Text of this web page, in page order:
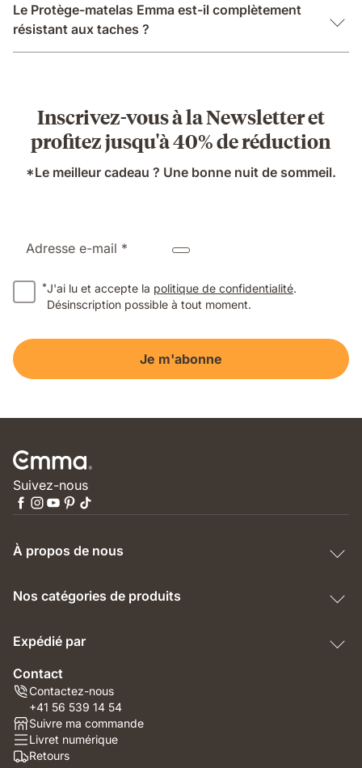
Le Protège-matelas Emma est-il complètement
résistant aux taches ?
Inscrivez-vous à la Newsletter et
profitez jusqu'à 40% de réduction
*Le meilleur cadeau ? Une bonne nuit de sommeil.
Adresse e-mail *
*J'ai lu et accepte la politique de confidentialité.
Désinscription possible à tout moment.
Je m'abonne
Suivez-nous
À propos de nous
Nos catégories de produits
Expédié par
Contact
Contactez-nous
+41 56 539 14 54
Suivre ma commande
Livret numérique
Retours